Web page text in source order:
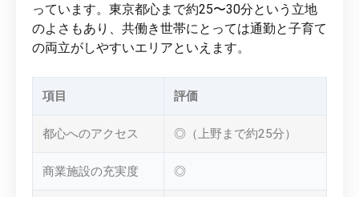
っています。東京都心まで約25〜30分という立地
のよさもあり、共働き世帯にとっては通勤と子育て
の両立がしやすいエリアといえます。
項目 評価
都心へのアクセス ◎（上野まで約25分）
商業施設の充実度 ◎